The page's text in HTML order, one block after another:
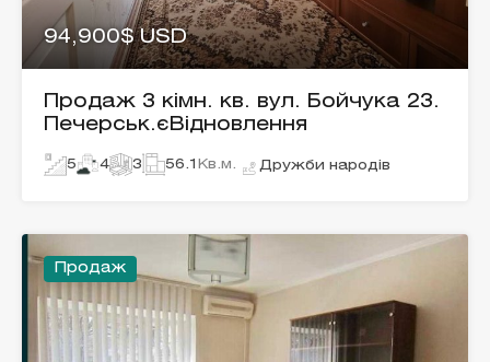
94,900$ USD
Продаж 3 кімн. кв. вул. Бойчука 23.
Печерськ.єВідновлення
5 4 3 56.1 Кв.м. Дружби народів
Продаж